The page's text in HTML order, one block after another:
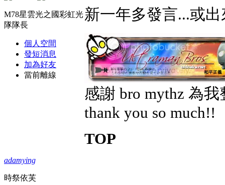
M78星雲光之國彩虹光
隊隊長
個人空間
發短消息
加為好友
當前離線
新一年多發言...或
感謝 bro mythz 為
thank you so much!!
TOP
adamying
時祭依芙